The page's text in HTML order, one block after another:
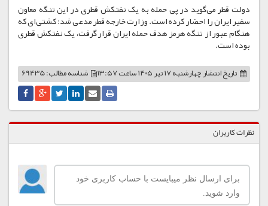
دولت قطر می‌گوید در پی حمله به یک نفتکش قطری در این تنگه معاون
سفیر ایران را احضار کرده است. وزارت خارجه قطر مدعی شد: کشتی‌ای که
هنگام عبور از تنگه هرمز هدف حمله ایران قرار گرفت، یک نفتکش قطری
بوده است.
شناسه مطالب: 69435 تاریخ انتشارچهارشنبه ۱۷ تیر ۱۴۰۵ ساعت ۱۳:۵۷
نظرات کاربران